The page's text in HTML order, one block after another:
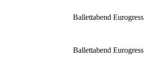
Ballettabend Eurogress
Ballettabend Eurogress